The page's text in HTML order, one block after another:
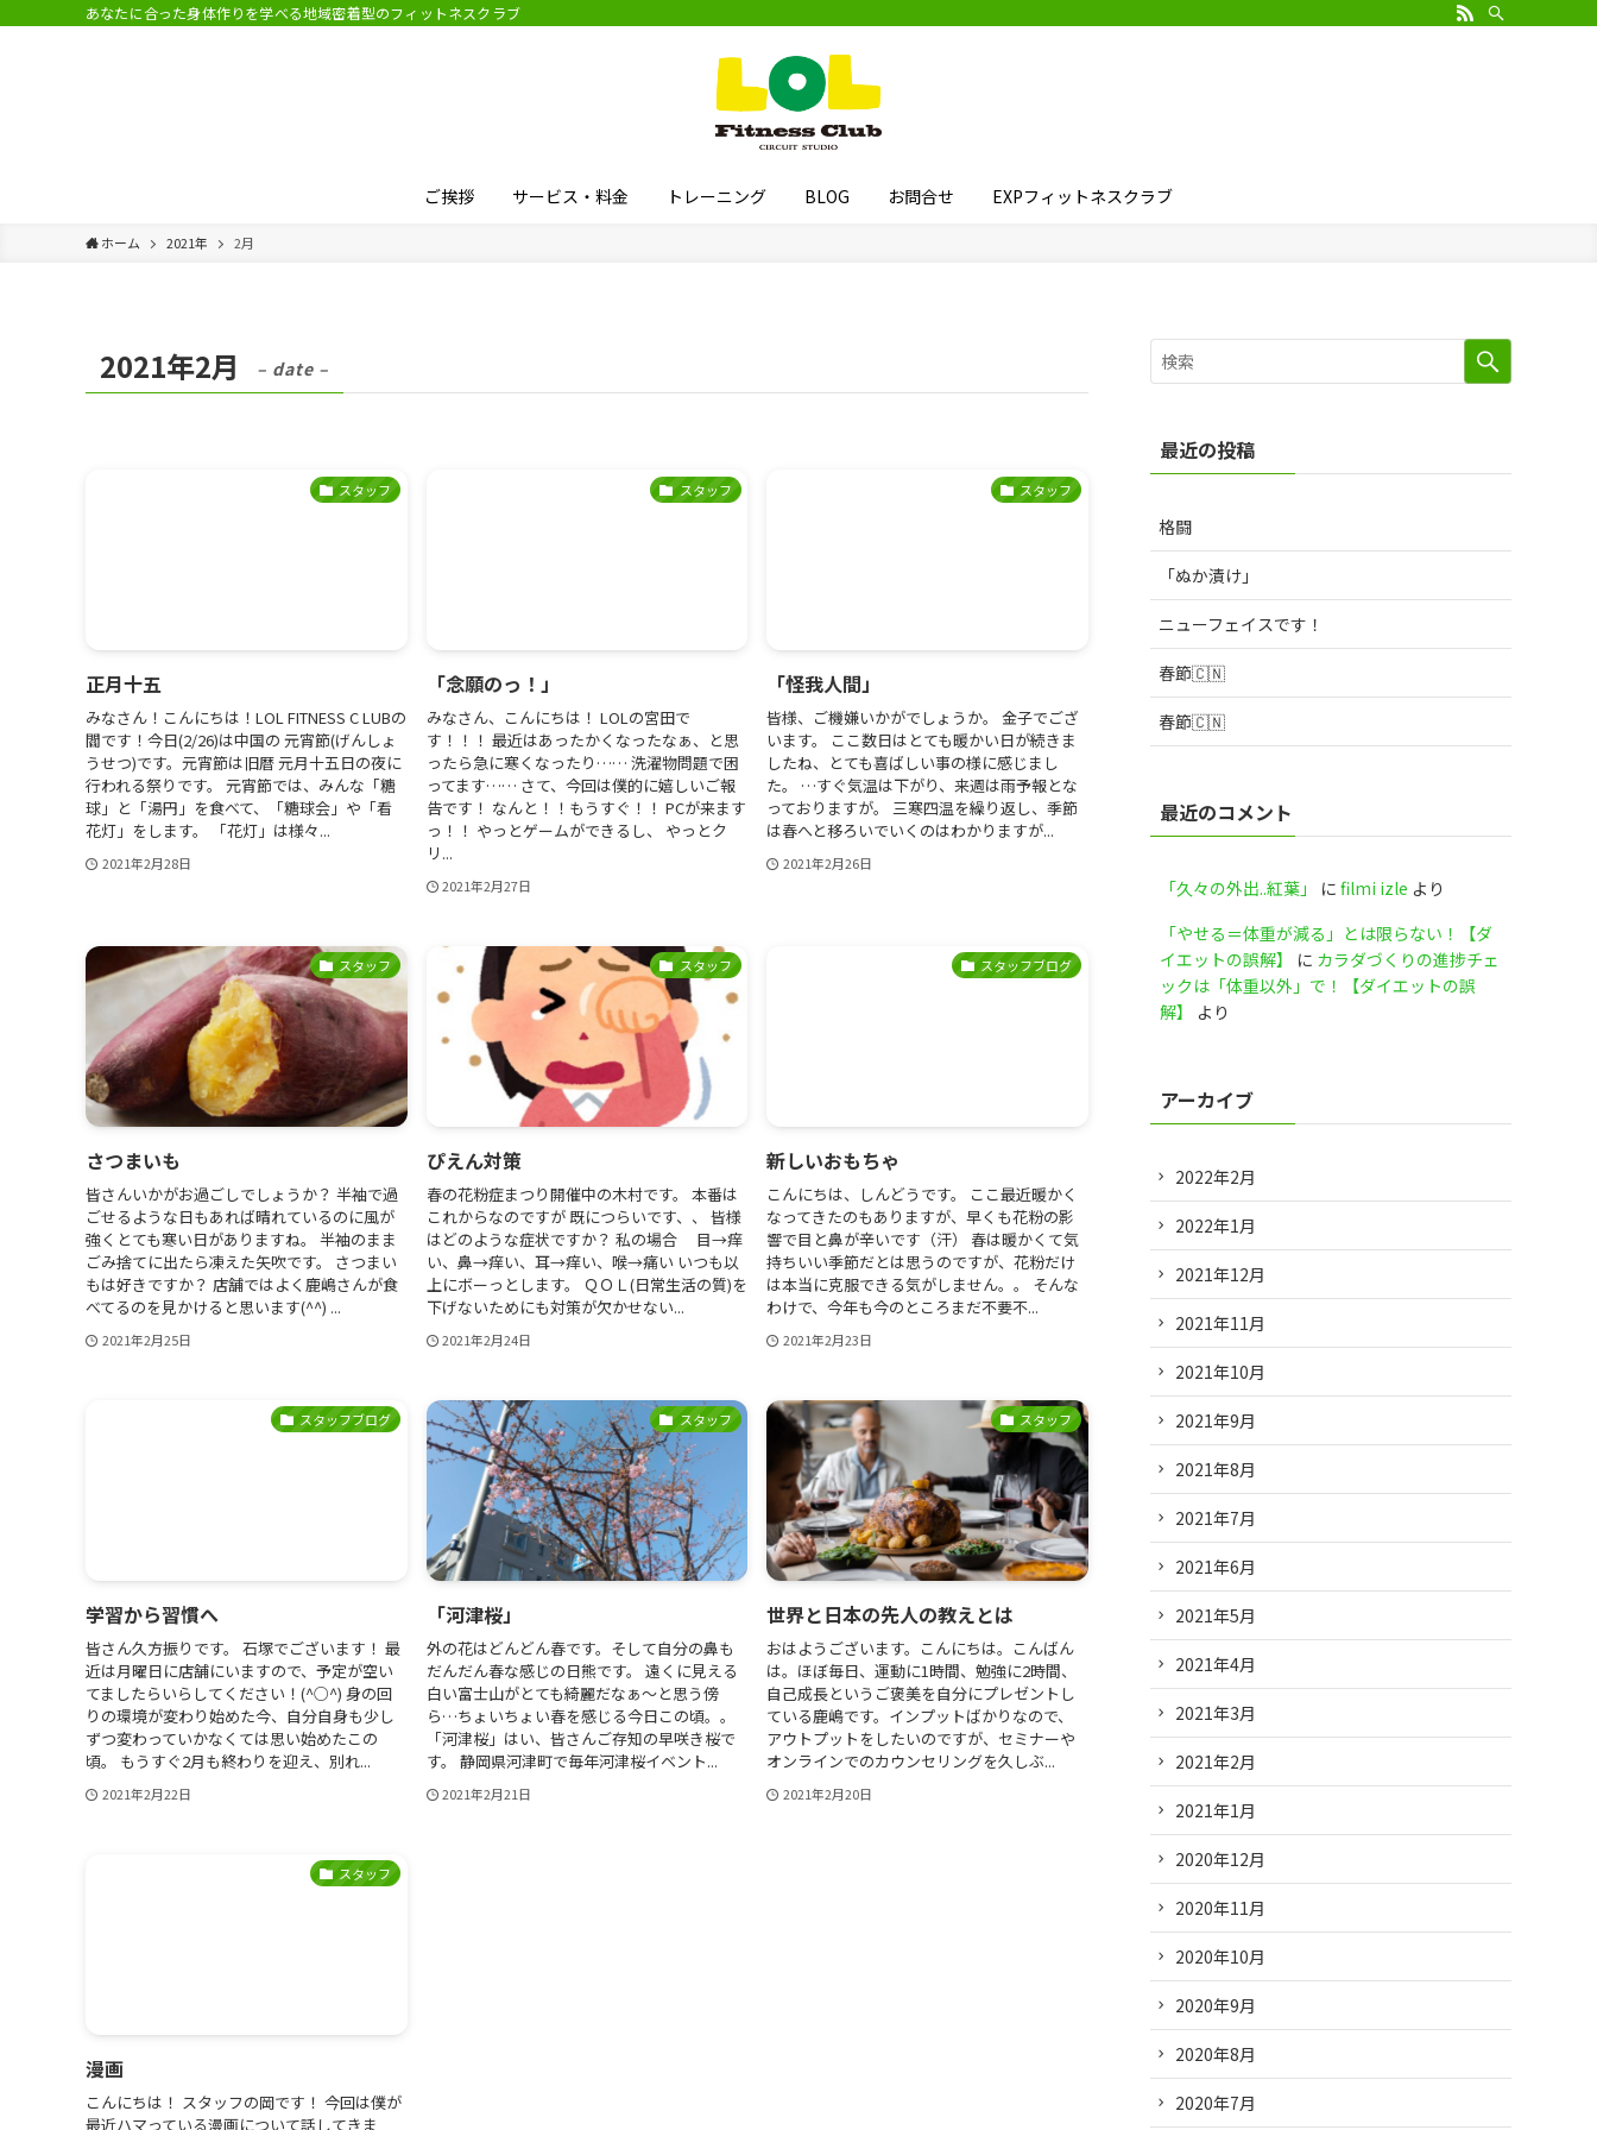
あなたに合った身体作りを学べる地域密着型のフィットネスクラブ
ご挨拶 サービス・料金 トレーニング BLOG お問合せ EXPフィットネスクラブ
ホーム 2021年 2月
2021年2月 – date –
スタッフ
正月十五
みなさん！こんにちは！LOL FITNESS C LUBの
閻です！今日(2/26)は中国の 元宵節(げんしょ
うせつ)です。元宵節は旧暦 元月十五日の夜に
行われる祭りです。 元宵節では、みんな「糖
球」と「湯円」を食べて、「糖球会」や「看
花灯」をします。 「花灯」は様々...
2021年2月28日
スタッフ
「念願のっ！」
みなさん、こんにちは！ LOLの宮田で
す！！！ 最近はあったかくなったなぁ、と思
ったら急に寒くなったり…… 洗濯物問題で困
ってます…… さて、今回は僕的に嬉しいご報
告です！ なんと！！もうすぐ！！ PCが来ます
っ！！ やっとゲームができるし、 やっとク
リ...
2021年2月27日
スタッフ
「怪我人間」
皆様、ご機嫌いかがでしょうか。 金子でござ
います。 ここ数日はとても暖かい日が続きま
したね、とても喜ばしい事の様に感じまし
た。 …すぐ気温は下がり、来週は雨予報とな
っておりますが。 三寒四温を繰り返し、季節
は春へと移ろいでいくのはわかりますが...
2021年2月26日
スタッフ
さつまいも
皆さんいかがお過ごしでしょうか？ 半袖で過
ごせるような日もあれば晴れているのに風が
強くとても寒い日がありますね。 半袖のまま
ごみ捨てに出たら凍えた矢吹です。 さつまい
もは好きですか？ 店舗ではよく鹿嶋さんが食
べてるのを見かけると思います(^^) ...
2021年2月25日
スタッフ
ぴえん対策
春の花粉症まつり開催中の木村です。 本番は
これからなのですが 既につらいです、、 皆様
はどのような症状ですか？ 私の場合 目→痒
い、鼻→痒い、耳→痒い、喉→痛い いつも以
上にボーっとします。 ＱＯＬ(日常生活の質)を
下げないためにも対策が欠かせない...
2021年2月24日
スタッフブログ
新しいおもちゃ
こんにちは、しんどうです。 ここ最近暖かく
なってきたのもありますが、早くも花粉の影
響で目と鼻が辛いです（汗） 春は暖かくて気
持ちいい季節だとは思うのですが、花粉だけ
は本当に克服できる気がしません。。 そんな
わけで、今年も今のところまだ不要不...
2021年2月23日
スタッフブログ
学習から習慣へ
皆さん久方振りです。 石塚でございます！ 最
近は月曜日に店舗にいますので、予定が空い
てましたらいらしてください！(^○^) 身の回
りの環境が変わり始めた今、自分自身も少し
ずつ変わっていかなくては思い始めたこの
頃。 もうすぐ2月も終わりを迎え、別れ...
2021年2月22日
スタッフ
「河津桜」
外の花はどんどん春です。そして自分の鼻も
だんだん春な感じの日熊です。 遠くに見える
白い富士山がとても綺麗だなぁ～と思う傍
ら…ちょいちょい春を感じる今日この頃。。
「河津桜」はい、皆さんご存知の早咲き桜で
す。 静岡県河津町で毎年河津桜イベント...
2021年2月21日
スタッフ
世界と日本の先人の教えとは
おはようございます。こんにちは。こんばん
は。ほぼ毎日、運動に1時間、勉強に2時間、
自己成長というご褒美を自分にプレゼントし
ている鹿嶋です。インプットばかりなので、
アウトプットをしたいのですが、セミナーや
オンラインでのカウンセリングを久しぶ...
2021年2月20日
スタッフ
漫画
こんにちは！ スタッフの岡です！ 今回は僕が
最近ハマっている漫画について話してきま
最近の投稿
格闘
「ぬか漬け」
ニューフェイスです！
春節🇨🇳
春節🇨🇳
最近のコメント
「久々の外出..紅葉」 に filmi izle より
「やせる＝体重が減る」とは限らない！【ダ
イエットの誤解】
に カラダづくりの進捗チェ
ックは「体重以外」で！【ダイエットの誤
解】
より
アーカイブ
2022年2月
2022年1月
2021年12月
2021年11月
2021年10月
2021年9月
2021年8月
2021年7月
2021年6月
2021年5月
2021年4月
2021年3月
2021年2月
2021年1月
2020年12月
2020年11月
2020年10月
2020年9月
2020年8月
2020年7月